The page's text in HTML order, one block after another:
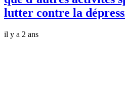
lutter contre la
il y a 2 ans